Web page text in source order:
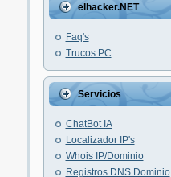
elhacker.NET
Faq's
Trucos PC
Servicios
ChatBot IA
Localizador IP's
Whois IP/Dominio
Registros DNS Dominio